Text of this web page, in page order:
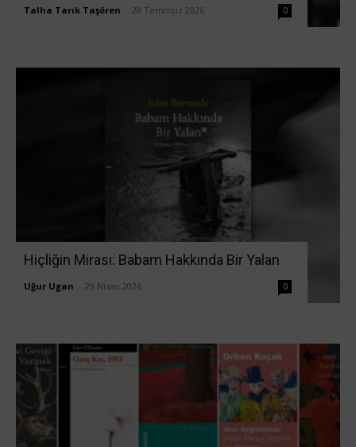
Talha Tarık Taşören 28 Temmuz 2026 0
Hiçliğin Mirası: Babam Hakkında Bir Yalan
Uğur Ugan 29 Nisan 2026 0